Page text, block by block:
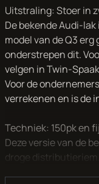
Uitstraling: Stoer in
De bekende Audi-
model van de Q3
onderstrepen dit.
velgen in Twin-
Voor de
verrekenen en is de
Techniek: 150pk en
Deze versie van de
droge